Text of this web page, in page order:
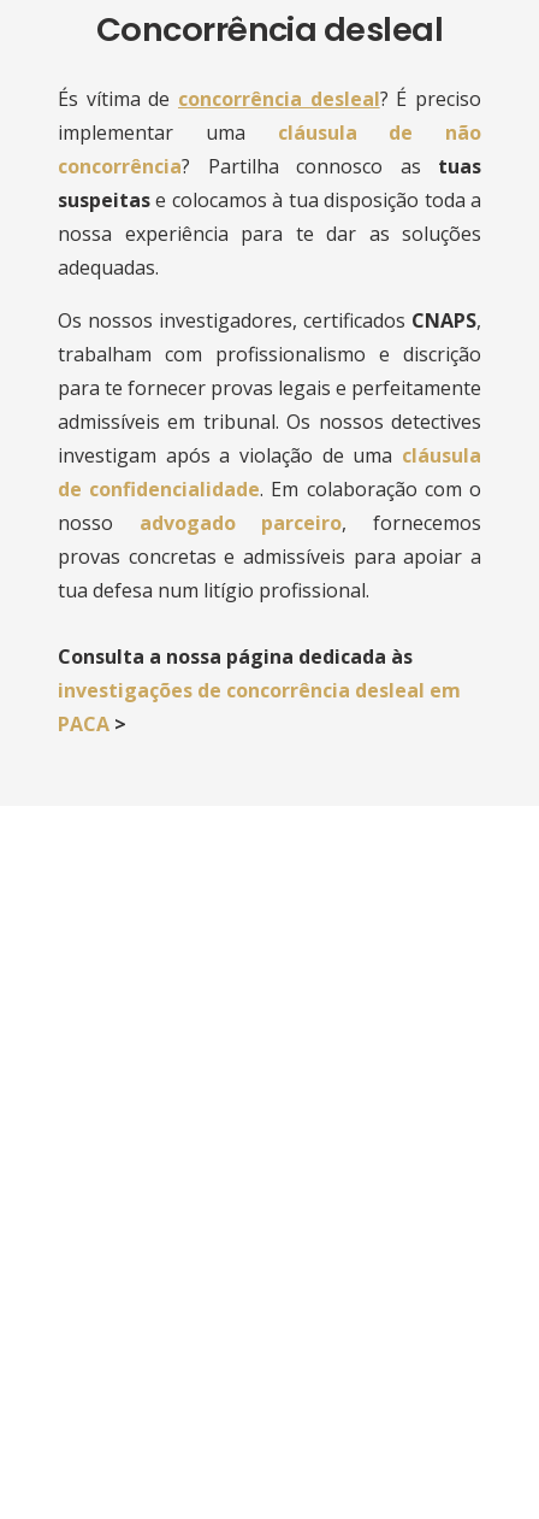
Concorrência desleal
És vítima de concorrência desleal? É preciso
implementar uma cláusula de não
concorrência? Partilha connosco as tuas
suspeitase colocamos à tua disposição toda a
nossa experiência para te dar as soluções
adequadas.
Os nossos investigadores, certificados CNAPS,
trabalham com profissionalismo e discrição
para te fornecer provas legais e perfeitamente
admissíveis em tribunal. Os nossos detectives
investigam após a violação de uma cláusula
de confidencialidade. Em colaboração com o
nosso advogado parceiro, fornecemos
provas concretas e admissíveis para apoiar a
tua defesa num litígio profissional.
Consulta a nossa página dedicada às
investigações de concorrência desleal em
PACA >